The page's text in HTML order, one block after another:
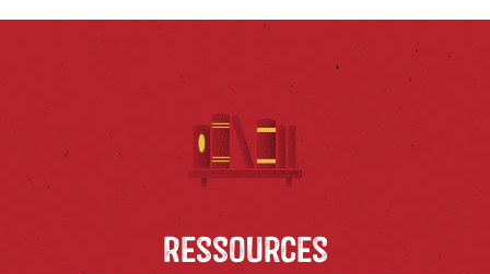
Ressources